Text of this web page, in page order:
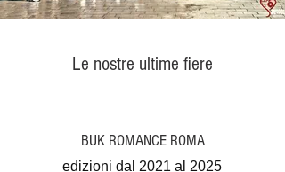
Le nostre ultime fiere
BUK ROMANCE ROMA
edizioni dal 2021 al 2025